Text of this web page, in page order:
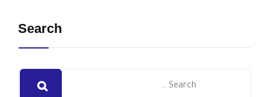
Search